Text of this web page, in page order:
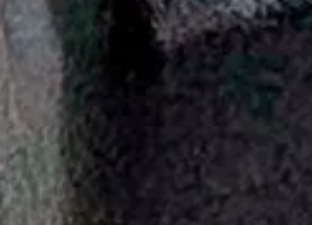
Teho 19 W, saatavana 12